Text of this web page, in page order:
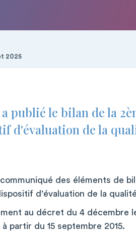
2025
publié le bilan de la
d'évaluation de la
des éléments de
d'évaluation de la
au décret du 4 décembre
partir du 15 septembre 2015.